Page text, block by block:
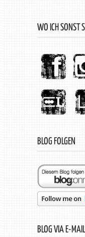
WO ICH SONST
BLOG FOLGEN
BLOG VIA E-